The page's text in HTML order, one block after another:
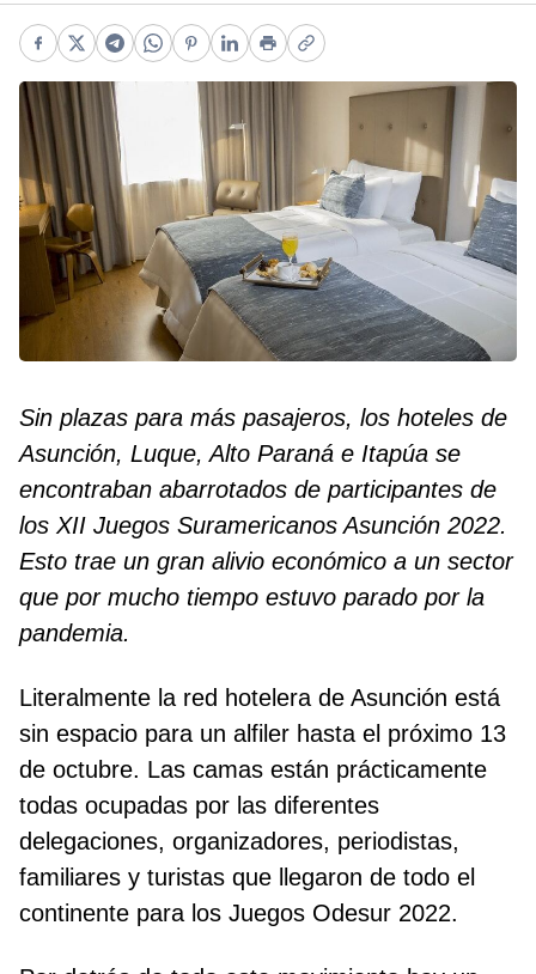
Facebook
X Telegram
WhatsApp
Pinterest
LinkedIn
PrintCopy link
Sin plazas para más pasajeros, los hoteles de
Asunción, Luque, Alto Paraná e Itapúa se
encontraban abarrotados de participantes de
los XII Juegos Suramericanos Asunción 2022.
Esto trae un gran alivio económico a un sector
que por mucho tiempo estuvo parado por la
pandemia.
Literalmente la red hotelera de Asunción está
sin espacio para un alfiler hasta el próximo 13
de octubre. Las camas están prácticamente
todas ocupadas por las diferentes
delegaciones, organizadores, periodistas,
familiares y turistas que llegaron de todo el
continente para los Juegos Odesur 2022.